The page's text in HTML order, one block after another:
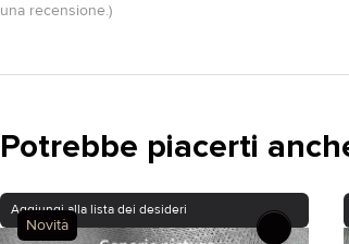
una recensione.)
Potrebbe piacerti
Novità
Aggiungi alla lista dei desideri